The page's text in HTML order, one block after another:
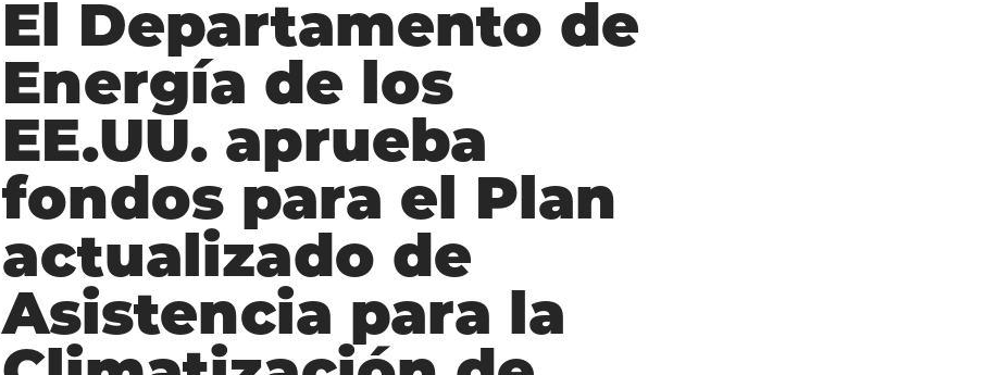
El Departamento de
Energía de los
EE.UU. aprueba
fondos para el Plan
actualizado de
Asistencia para la